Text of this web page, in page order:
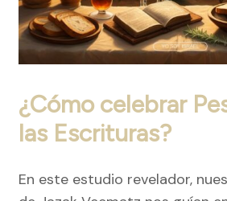
¿Cómo celebrar
las Escrituras?
En este estudio revelador,